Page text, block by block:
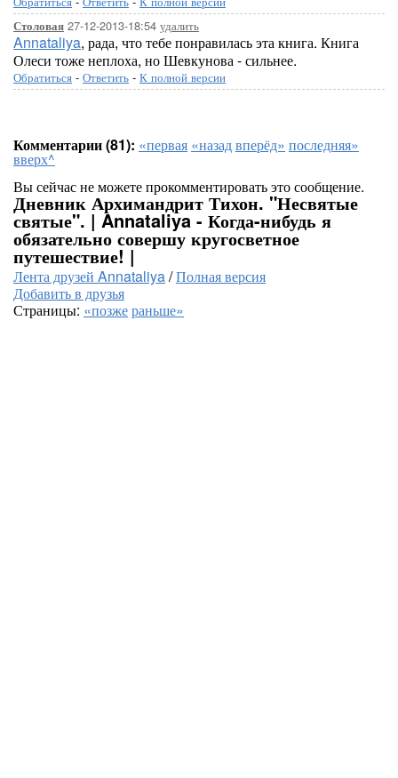
Столовая 27-12-2013-18:54 удалить
Annataliya, рада, что тебе понравилась эта книга. Книга
Олеси тоже неплоха, но Шевкунова - сильнее.
Обратиться - Ответить - К полной версии
Комментарии (81): «первая «назадвперёд» последняя»
вверх^
Вы сейчас не можете прокомментировать это сообщение.
Дневник Архимандрит Тихон. "Несвятые
святые". | Annataliya - Когда-нибудь я
обязательно совершу кругосветное
путешествие! |
Лента друзей Annataliya/Полная версия
Добавить в друзья
Страницы: «позжераньше»